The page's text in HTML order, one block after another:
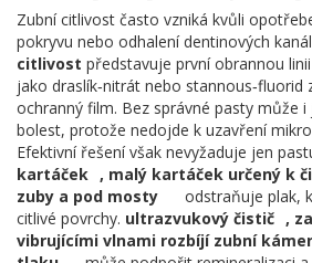
Zubní citlivost často vzniká kvůli
pokryvu nebo odhalení dentinových
citlivost představuje první obrannou
jako draslík‑nitrát nebo stannous‑fluorid
ochranný film. Bez správné pasty může
bolest, protože nedojde k uzavření
Efektivní řešení však nevyžaduje jen
kartáček , malý kartáček určený k
zuby a pod mosty
odstraňuje plak,
citlivé povrchy. ultrazvukový čistič ,
vibrujícími vlnami rozbíjí zubní